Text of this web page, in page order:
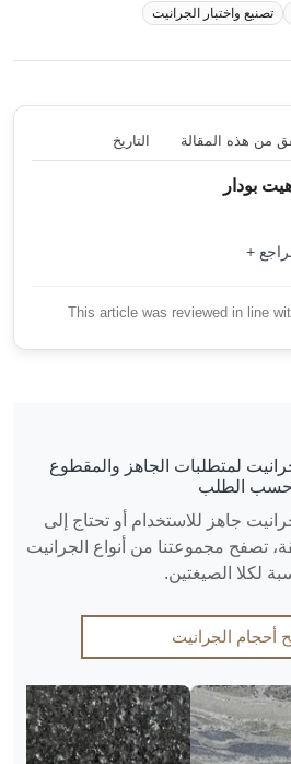
تصنيع واختبار الجرانيت
من هذه المقالة التاريخ
بودار
+
This article was reviewed in line
لمتطلبات الجاهز والمقطوع
حسب الطلب
جاهز للاستخدام أو تحتاج إلى
تصفح مجموعتنا من أنواع الجرانيت
لكلا الصيغتين.
أحجام الجرانيت